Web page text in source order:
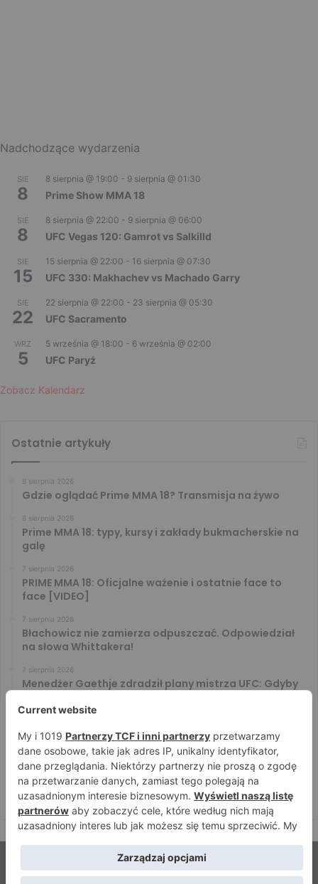
Nadchodzące wydarzenia
SIE
8
8 sierpnia @ 19:00 - 9 sierpnia @ 01:30
Prime Show MMA 18
SIE
8
8 sierpnia @ 22:00 - 9 sierpnia @ 06:00
UFC Vegas 120: Gamrot vs Salkilld
SIE
15
15 sierpnia @ 22:00 - 16 sierpnia @ 07:30
UFC 330: Makhachev vs Machado Garry
SIE
22
22 sierpnia @ 22:00 - 23 sierpnia @ 05:30
UFC Sacramento
WRZ
5
5 września @ 18:00 - 6 września @ 02:00
UFC Paryż
Zobacz Kalendarz
Ostatnie artykuły
8 sierpnia 2026
Gdzie oglądać Prime MMA 18? Transmisja na żywo
8 sierpnia 2026
Prime MMA 18: typy, kursy i zakłady bukmacherskie na
galę
7 sierpnia 2026
PRIME MMA 18: Oficjalne ważenie i ostatnie face to
face [VIDEO]
7 sierpnia 2026
Błachowicz nie zamierza odpuszczać. Odpowiedział
na słowa Whittakera!
7 sierpnia 2026
Menedżer Gaethje zdradził plany mistrza UFC: Gdyby
Vitalii Yakymenko będzie bronił pasa na XTB KSW 122!
Marcello Morelli przed kolejną wielką szansą
6 sierpnia 2026
Iwo Baraniewski wystąpi na UFC 331. Polak częścią
mocnej karty walk
© Strefamma.pl 2026, Wszelkie prawa zastrzeżone |